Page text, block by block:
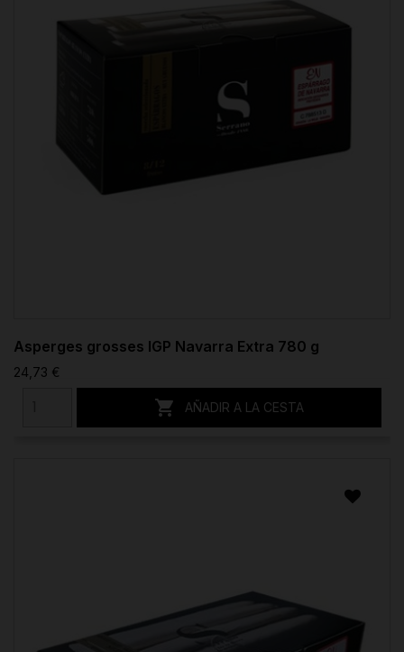
Asperges grosses IGP Navarra Extra 780 g
24,73 €
 AÑADIR A LA CESTA